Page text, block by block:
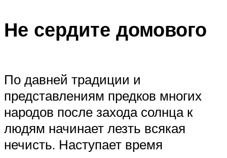
Не сердите домового
По давней традиции и
представлениям предков многих
народов после захода солнца к
людям начинает лезть всякая
нечисть. Наступает время